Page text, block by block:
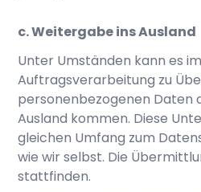
c. Weitergabe ins Ausland
Unter Umständen kann es
Auftragsverarbeitung zu
personenbezogenen Daten
Ausland kommen. Diese
gleichen Umfang zum
wie wir selbst. Die
stattfinden.